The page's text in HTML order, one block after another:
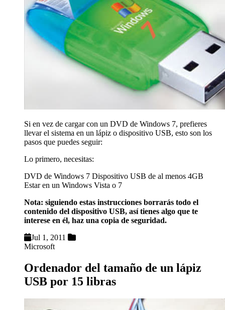
Si en vez de cargar con un DVD de Windows 7, prefieres
llevar el sistema en un lápiz o dispositivo USB, esto son los
pasos que puedes seguir:
Lo primero, necesitas:
DVD de Windows 7 Dispositivo USB de al menos 4GB
Estar en un Windows Vista o 7
Nota: siguiendo estas instrucciones borrarás todo el
contenido del dispositivo USB, así tienes algo que te
interese en él, haz una copia de seguridad.
Jul 1, 2011
Microsoft
Ordenador del tamaño de un lápiz
USB por 15 libras